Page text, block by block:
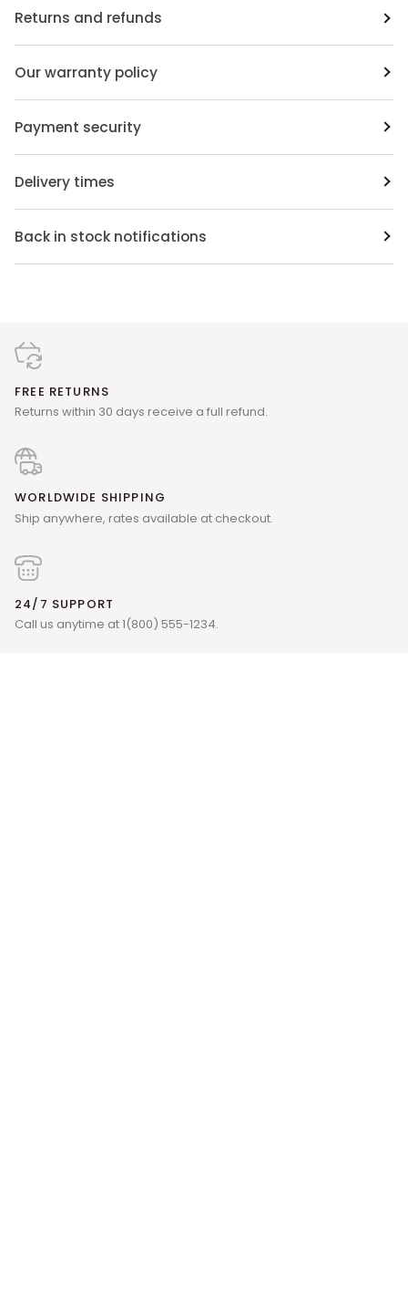
Returns and refunds
Our warranty policy
Payment security
Delivery times
Back in stock notifications
FREE RETURNS
Returns within 30 days receive a full refund.
WORLDWIDE SHIPPING
Ship anywhere, rates available at checkout.
24/7 SUPPORT
Call us anytime at 1(800) 555-1234.